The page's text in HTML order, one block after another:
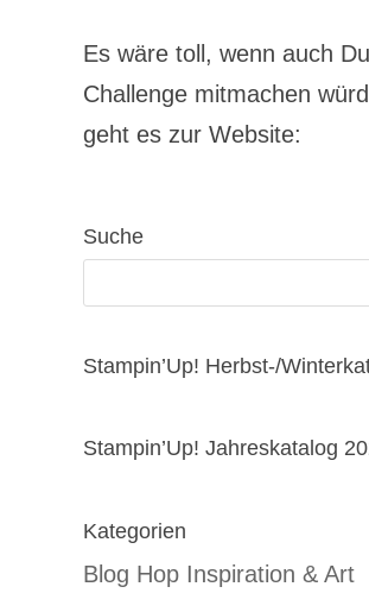
Es wäre toll, wenn auch
Challenge mitmachen
geht es zur Website:
Suche
Stampin’Up! Herbst-/
Stampin’Up! Jahreskatalog
Kategorien
Blog Hop Inspiration & Art